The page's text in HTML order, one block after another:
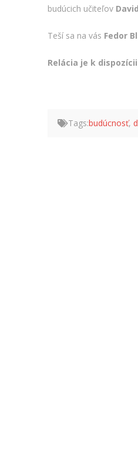
budúcich učiteľov
Teší sa na vás Fedor
Relácia je k
Tags:budúcnosť,